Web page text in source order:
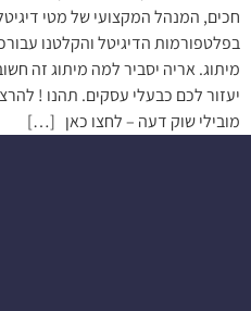
חכים, המנהל המקצועי של מטי
בפלטפורמות הדיגיטל והקלטנו
מיתוג. אריה יסביר למה מיתוג זה
יעזור לכם כבעלי עסקים. תהנו !
מובילי שוק דעה – לחצו כאן […]